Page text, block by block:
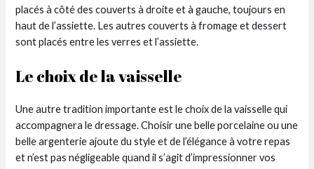
placés à côté des couverts à droite et à gauche, toujours en
haut de l’assiette. Les autres couverts à fromage et dessert
sont placés entre les verres et l’assiette.
Le choix de la vaisselle
Une autre tradition importante est le choix de la vaisselle qui
accompagnera le dressage. Choisir une belle porcelaine ou une
belle argenterie ajoute du style et de l’élégance à votre repas
et n’est pas négligeable quand il s’agit d’impressionner vos